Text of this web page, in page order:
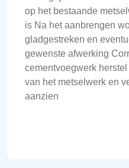
op het bestaande
is Na het aanbrengen
gladgestreken en
gewenste afwerking
cementvoegwerk
van het metselwerk en
aanzien